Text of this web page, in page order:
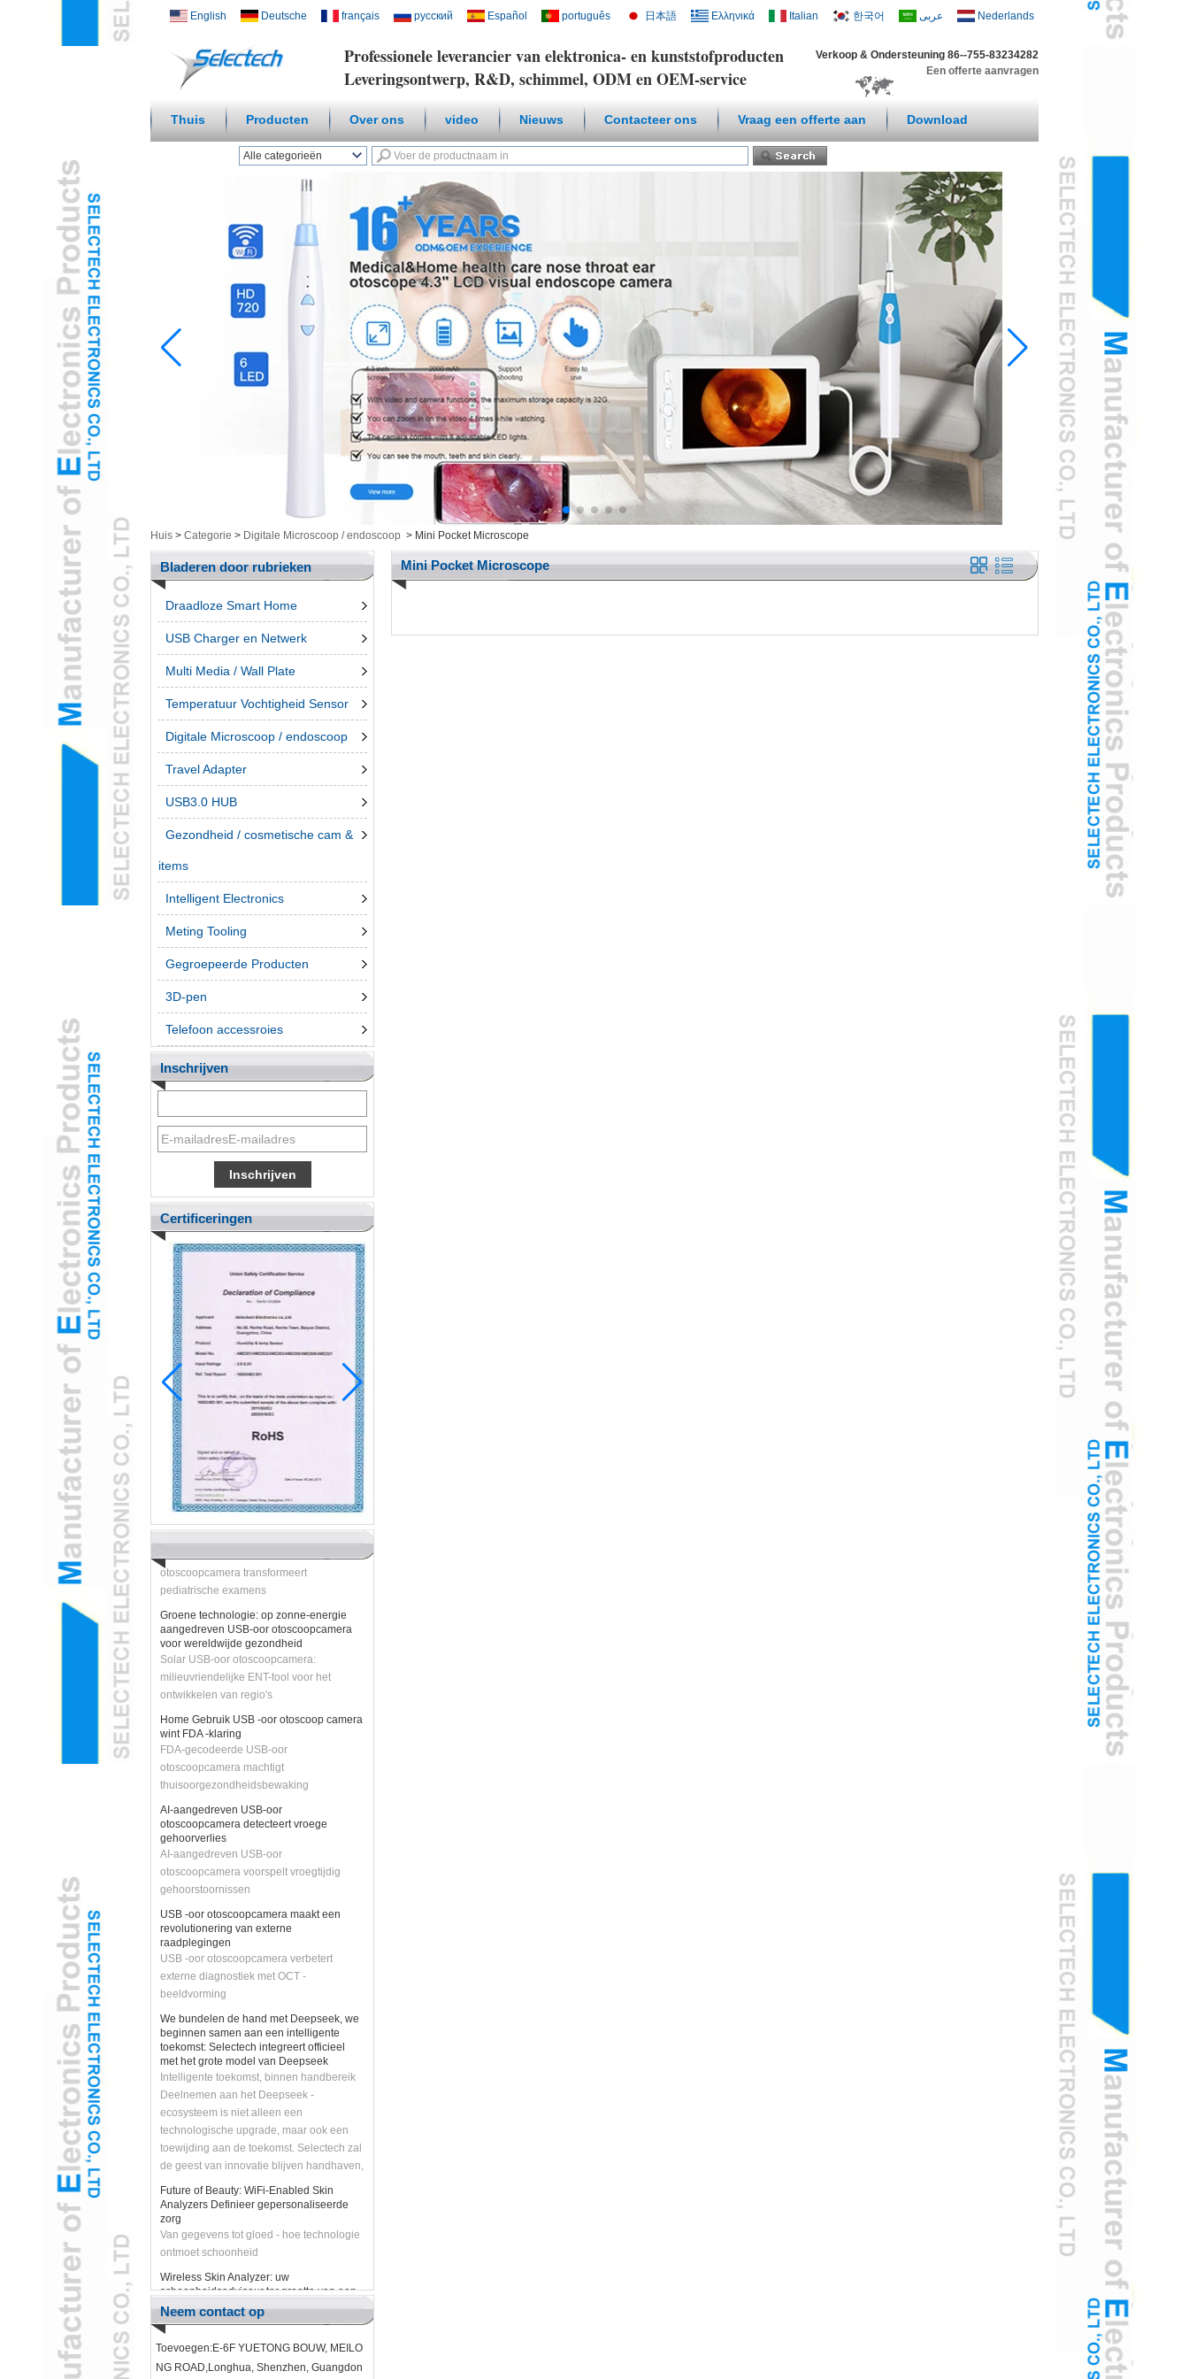
Professionele leverancier van elektronica- en kunststofproducten
Leveringsontwerp, R&D, schimmel, ODM en OEM-service
Verkoop & Ondersteuning 86--755-83234282
Een offerte aanvragen
English Deutsche français русский Español português 日本語 Ελληνικά Italian 한국어 عربى Nederlands
Thuis Producten Over ons video Nieuws Contacteer ons Vraag een offerte aan Download
Alle categorieën
Draadloze Smart
NetwerkL
Multi Media / Wall
Temperatuur
Vochtigheid SensorL
Digitale Microscoop /
Travel AdapterL
USB3.0 HUBL
Gegroepeerde
ProductenL
3D-penL
Telefoon accessroiesL
Huis > Categorie > Digitale Microscoop / endoscoop > Mini Pocket Microscope
Bladeren door rubrieken
Draadloze Smart Home
USB Charger en Netwerk
Multi Media / Wall Plate
Temperatuur Vochtigheid Sensor
Digitale Microscoop / endoscoop
Travel Adapter
USB3.0 HUB
Gezondheid / cosmetische cam &
items
Intelligent Electronics
Meting Tooling
Gegroepeerde Producten
3D-pen
Telefoon accessroies
Inschrijven
Certificeringen
Pediatric Ent neemt gamified USB -oor
otoscoopcamera aan om de angst voor
kinderen te verminderen
H2 "AR-verbeterde USB-oor
otoscoopcamera transformeert
pediatrische examens
aangedreven USB-oor otoscoopcamera
voor wereldwijde gezondheid
Solar USB-oor otoscoopcamera:
milieuvriendelijke ENT-tool voor het
ontwikkelen van regio's
wint FDA -klaring
FDA-gecodeerde USB-oor
otoscoopcamera machtigt
thuisoorgezondheidsbewaking
otoscoopcamera detecteert vroege
gehoorverlies
AI-aangedreven USB-oor
otoscoopcamera voorspelt vroegtijdig
gehoorstoornissen
revolutionering van externe
raadplegingen
USB -oor otoscoopcamera verbetert
externe diagnostiek met OCT -
beeldvorming
beginnen samen aan een intelligente
toekomst: Selectech integreert officieel
met het grote model van Deepseek
Intelligente toekomst, binnen handbereik
Deelnemen aan het Deepseek -
ecosysteem is niet alleen een
technologische upgrade, maar ook een
toewijding aan de toekomst. Selectech zal
de geest van innovatie blijven handhaven,
bedrijfsontwikkeling versterken met AI -
technologie en klanten slimmer en
efficiëntere oplossingen brengen. Laten
we de handen ineen slaan met Deepseek
om de intelligente toekomst te ontketenen
en samen oneindige mogelijkheden te
creëren!
Analyzers Definieer gepersonaliseerde
zorg
Van gegevens tot gloed - hoe technologie
ontmoet schoonheid
schoonheidsadviseur ter grootte van een
zakformaat
Machtig uw huidverzorgingsreis met
realtime diagnostiek
Revolutioneer huidverzorging met AI-
aangedreven WiFi Wireless Skin Analyzer
Neem contact op
Toevoegen:E-6F YUETONG BOUW, MEILO
NG ROAD,Longhua, Shenzhen, Guangdon
Mini Pocket Microscope